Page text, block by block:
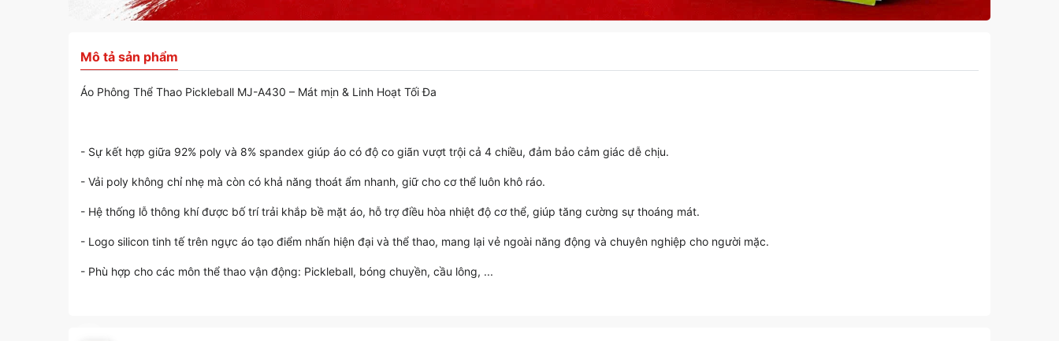
Mô tả sản phẩm
Áo Phông Thể Thao Pickleball MJ-A430 – Mát mịn & Linh Hoạt Tối Đa
- Sự kết hợp giữa 92% poly và 8% spandex giúp áo có độ co giãn vượt trội cả 4 chiều, đảm bảo cảm giác dễ chịu.
- Vải poly không chỉ nhẹ mà còn có khả năng thoát ẩm nhanh, giữ cho cơ thể luôn khô ráo.
- Hệ thống lỗ thông khí được bố trí trải khắp bề mặt áo, hỗ trợ điều hòa nhiệt độ cơ thể, giúp tăng cường sự thoáng mát.
- Logo silicon tinh tế trên ngực áo tạo điểm nhấn hiện đại và thể thao, mang lại vẻ ngoài năng động và chuyên nghiệp cho người mặc.
- Phù hợp cho các môn thể thao vận động: Pickleball, bóng chuyền, cầu lông, ...